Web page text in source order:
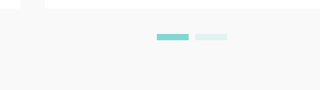
biztosítsák a megfelelő működést. A